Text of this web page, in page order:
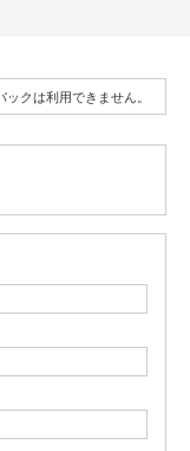
ックは利用できません。